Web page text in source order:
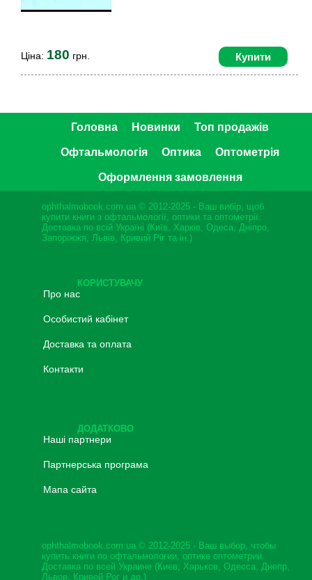
Купити
Ціна: 180 грн.
Головна Новинки Топ продажів
Офтальмологія Оптика Оптометрія
Оформлення замовлення
ophthalmobook.com.ua © 2012-2025 - Ваш вибір, щоб
купити книги з офтальмології, оптики та оптометрії.
Доставка по всій Україні (Київ, Харків, Одеса, Дніпро,
Запоріжжя, Львів, Кривий Ріг та ін.)
КОРИСТУВАЧУ
Про нас
Особистий кабінет
Доставка та оплата
Контакти
ДОДАТКОВО
Наші партнери
Партнерська програма
Мапа сайта
ophthalmobook.com.ua © 2012-2025 - Ваш выбор, чтобы
купить книги по офтальмологии, оптике оптометрии.
Доставка по всей Украине (Киев, Харьков, Одесса, Днепр,
Львов, Кривой Рог и др.)